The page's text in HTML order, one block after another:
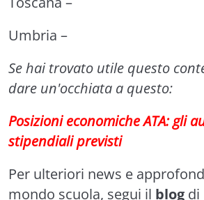
Umbria –
Se hai trovato utile questo
dare un'occhiata a questo:
Posizioni economiche ATA: gli
stipendiali previsti
Per ulteriori news e
mondo scuola, segui il blog di